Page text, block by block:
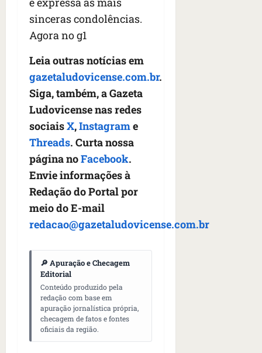
sinceras condolências.
Agora no g1
Leia outras notícias em
gazetaludovicense.com.br.
Siga, também, a Gazeta
Ludovicense nas redes
sociaisX,Instagrame
Threads. Curta nossa
página noFacebook.
Envie informações à
Redação do Portal por
meio do E-mail
redacao@gazetaludovicense.com.br
🔎 Apuração e Checagem
Editorial
Conteúdo produzido pela
redação com base em
apuração jornalística própria,
checagem de fatos e fontes
oficiais da região.